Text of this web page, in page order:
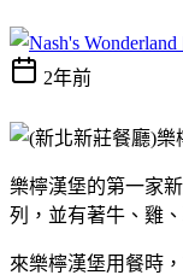
2年前
樂檸漢堡的第一家
列，並有著牛、雞
來樂檸漢堡用餐時